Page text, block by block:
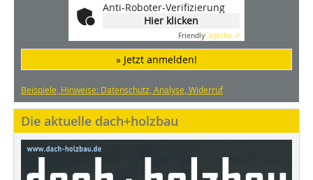
Anti-Roboter-Verifizierung
Hier klicken
FriendlyCaptcha ⇗
» Jetzt anmelden!
Beispiele, Hinweise: Datenschutz, Analyse, Widerruf
Die aktuelle dach+holzbau